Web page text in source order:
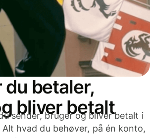
du betaler,
bliver betalt
sender, bruger og bliver betalt i
hvad du behøver, på én konto,